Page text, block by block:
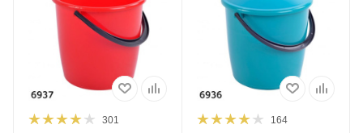
301 164